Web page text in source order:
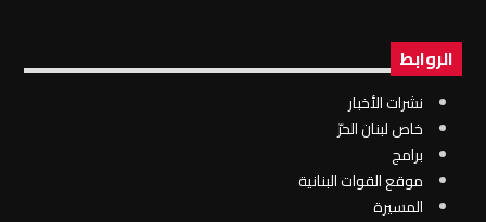
الروابط
نشرات الأخبار
خاص لبنان الحرّ
برامج
موقع القوات البنانية
المسيرة